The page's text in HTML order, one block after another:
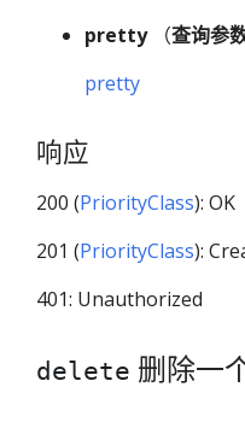
pretty（查询参
pretty
响应
200 (PriorityClass): OK
201 (PriorityClass):
401: Unauthorized
delete 删除一